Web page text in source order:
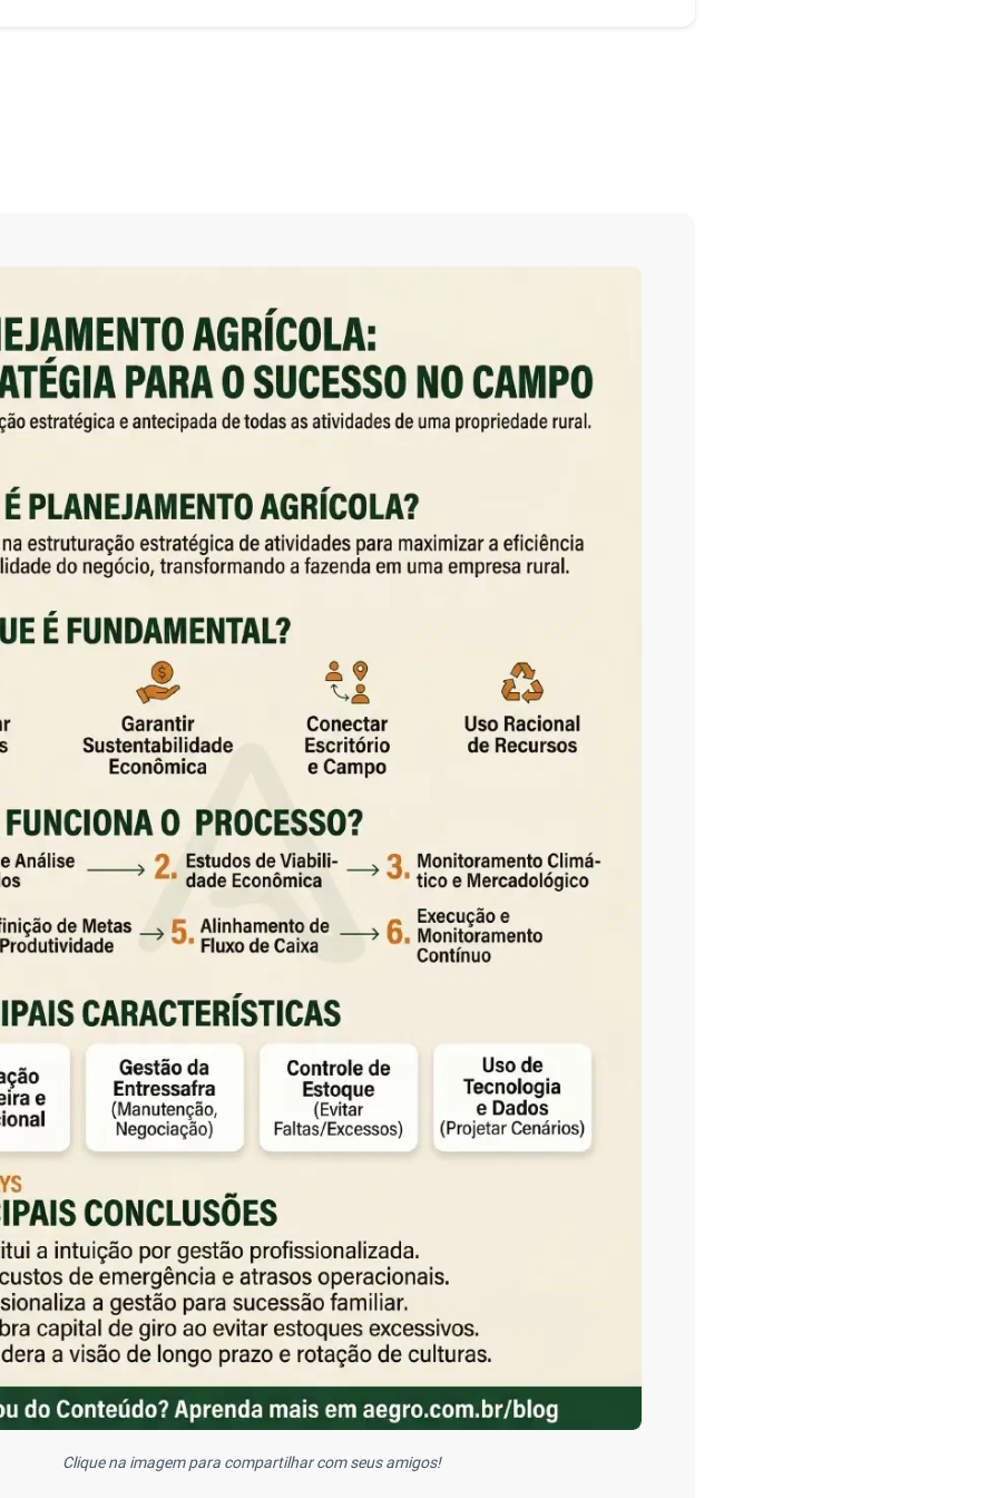
Clique na imagem para compartilhar com seus amigos!